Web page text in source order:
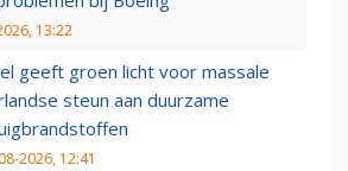
13:22
geeft groen licht voor massale
steun aan duurzame
2026, 12:41